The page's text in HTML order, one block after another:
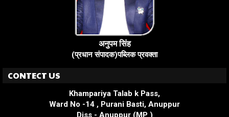
अनुपम सिंह
(प्रधान संपादक)पब्लिक प्रवक्ता
CONTECT US
Khampariya Talab k Pass,
Ward No -14 , Purani Basti, Anuppur
Diss - Anuppur (MP )